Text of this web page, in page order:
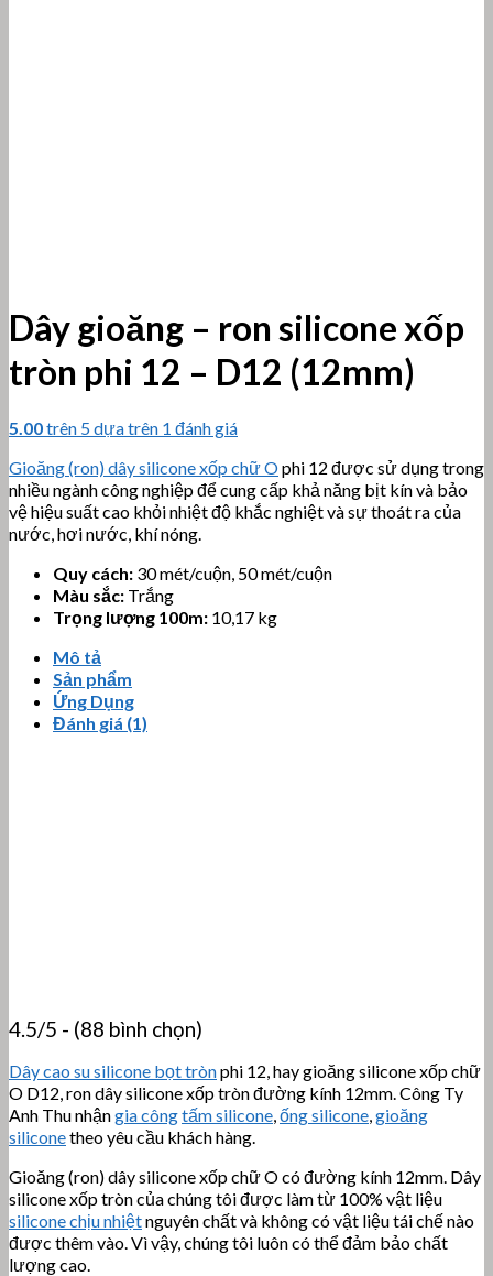
Dây gioăng – ron silicone xốp
tròn phi 12 – D12 (12mm)
5.00trên 5 dựa trên 1 đánh giá
Gioăng (ron) dây silicone xốp chữ Ophi 12 được sử dụng trong
nhiều ngành công nghiệp để cung cấp khả năng bịt kín và bảo
vệ hiệu suất cao khỏi nhiệt độ khắc nghiệt và sự thoát ra của
nước, hơi nước, khí nóng.
Quy cách: 30 mét/cuộn, 50 mét/cuộn
Màu sắc: Trắng
Trọng lượng 100m: 10,17 kg
Mô tả
Sản phẩm
Ứng Dụng
Đánh giá (1)
4.5/5 - (88 bình chọn)
Dây cao su silicone bọt trònphi 12, hay gioăng silicone xốp chữ
O D12, ron dây silicone xốp tròn đường kính 12mm. Công Ty
Anh Thu nhậngia côngtấm silicone,ống silicone,gioăng
siliconetheo yêu cầu khách hàng.
Gioăng (ron) dây silicone xốp chữ O có đường kính 12mm. Dây
silicone xốp tròn của chúng tôi được làm từ 100% vật liệu
silicone chịu nhiệtnguyên chất và không có vật liệu tái chế nào
được thêm vào. Vì vậy, chúng tôi luôn có thể đảm bảo chất
lượng cao.